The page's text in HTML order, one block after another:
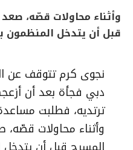
وأثناء محاولات قصّه،
قبل أن يتدخل المنظمون
نجوى كرم تتوقف عن
ترتديه، فطلبت
وأثناء محاولات